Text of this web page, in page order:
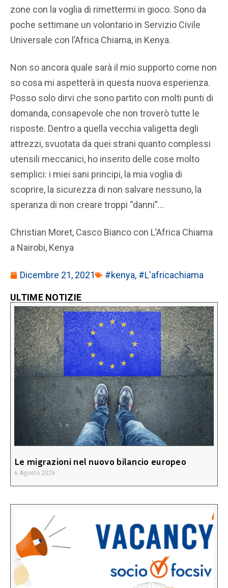
zone con la voglia di rimettermi in gioco. Sono da
poche settimane un volontario in Servizio Civile
Universale con l’Africa Chiama, in Kenya.
Non so ancora quale sarà il mio supporto come non
so cosa mi aspetterà in questa nuova esperienza.
Posso solo dirvi che sono partito con molti punti di
domanda, consapevole che non troverò tutte le
risposte. Dentro a quella vecchia valigetta degli
attrezzi, svuotata da quei strani quanto complessi
utensili meccanici, ho inserito delle cose molto
semplici: i miei sani principi, la mia voglia di
scoprire, la sicurezza di non salvare nessuno, la
speranza di non creare troppi “danni”…
Christian Moret, Casco Bianco con L’Africa Chiama
a Nairobi, Kenya
Dicembre 21, 2021 #kenya, #L'africachiama
ULTIME NOTIZIE
Le migrazioni nel nuovo bilancio europeo
6 Agosto 2026